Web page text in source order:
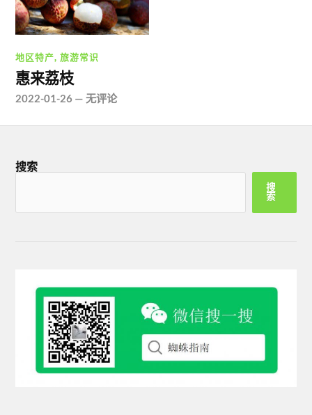
地区特产,旅游常识
惠来荔枝
2022-01-26 —无评论
搜索
搜
索